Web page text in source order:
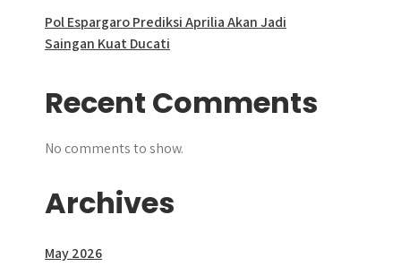
Pol Espargaro Prediksi Aprilia Akan Jadi
Saingan Kuat Ducati
Recent Comments
No comments to show.
Archives
May 2026